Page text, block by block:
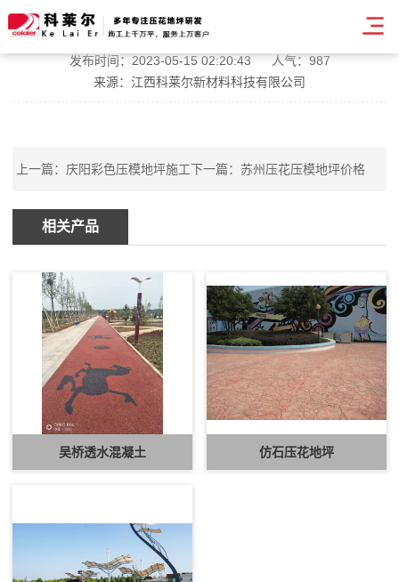
黄山彩色压模艺术地坪
发布时间：2023-05-15 02:20:43
人气：987
来源：江西科莱尔新材料科技有限公司
上一篇： 庆阳彩色压模地坪施工下一篇： 苏州压花压模地坪价格
相关产品
吴桥透水混凝土 仿石压花地坪